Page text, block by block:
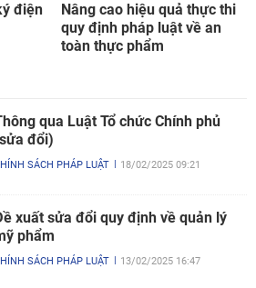
điện
Nâng cao hiệu quả thực thi
quy định pháp luật về an
toàn thực phẩm
qua Luật Tổ chức Chính phủ
đổi)
SÁCH PHÁP LUẬT 18/02/2025 09:21
xuất sửa đổi quy định về quản lý
phẩm
SÁCH PHÁP LUẬT 13/02/2025 16:47